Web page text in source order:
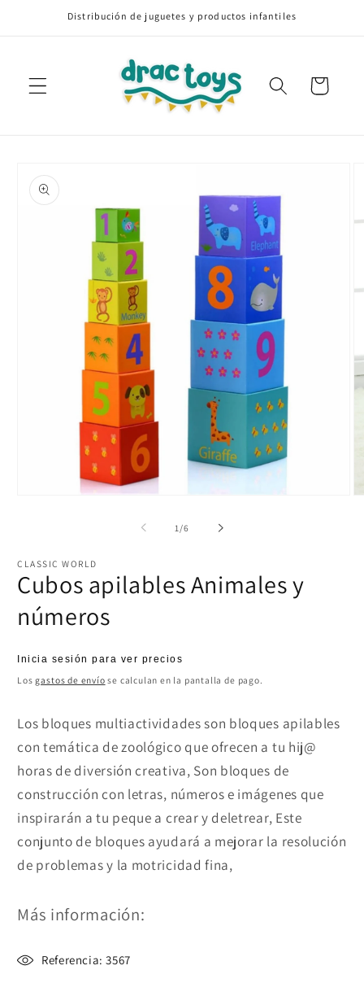
directamenteDistribución de juguetes y productos infantiles
Carrito
a la
información
del producto
una
ventana
modal
1 /de
6
CLASSIC WORLD
Cubos apilables Animales y
números
Precio
habitual
Inicia sesión para ver precios
Losgastos de envío se calculan en la pantalla de pago.
Los bloques multiactividades son bloques apilables
con temática de zoológico que ofrecen a tu hij@
horas de diversión creativa, Son bloques de
construcción con letras, números e imágenes que
inspirarán a tu peque a crear y deletrear, Este
conjunto de bloques ayudará a mejorar la resolución
de problemas y la motricidad fina,
Más información:
Referencia: 3567